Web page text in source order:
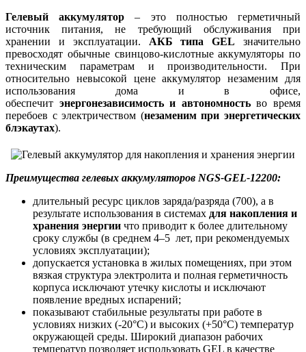
Гелевый аккумулятор – это полностью герметичный
источник питания, не требующий обслуживания при
хранении и эксплуатации. АКБ типа GEL значительно
превосходят обычные свинцово-кислотные аккумуляторы по
техническим параметрам и производительности. При
относительно невысокой цене аккумулятор незаменим для
использования дома и в офисе,
обеспечит энергонезависимость и автономностьво время
перебоев с электричеством (незаменим при энергетических
блэкаутах).
Преимущества гелевых аккумуляторов NGS-GEL-12200:
длительный ресурс циклов заряда/разряда (700), а в
результате использования в системах для накопления и
хранения энергии что приводит к более длительному
сроку службы (в среднем 4–5 лет, при рекомендуемых
условиях эксплуатации);
допускается установка в жилых помещениях, при этом
вязкая структура электролита и полная герметичность
корпуса исключают утечку кислоты и исключают
появление вредных испарений;
показывают стабильные результаты при работе в
условиях низких (-20°С) и высоких (+50°С) температур
окружающей среды. Широкий диапазон рабочих
температур позволяет использовать GEL в качестве